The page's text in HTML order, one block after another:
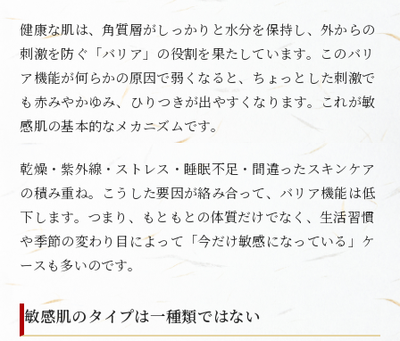
健康な肌は、角質層がしっかりと水分を保持し、外からの
刺激を防ぐ「バリア」の役割を果たしています。このバリ
ア機能が何らかの原因で弱くなると、ちょっとした刺激で
も赤みやかゆみ、ひりつきが出やすくなります。これが敏
感肌の基本的なメカニズムです。
乾燥・紫外線・ストレス・睡眠不足・間違ったスキンケア
の積み重ね。こうした要因が絡み合って、バリア機能は低
下します。つまり、もともとの体質だけでなく、生活習慣
や季節の変わり目によって「今だけ敏感になっている」ケ
ースも多いのです。
敏感肌のタイプは一種類ではない